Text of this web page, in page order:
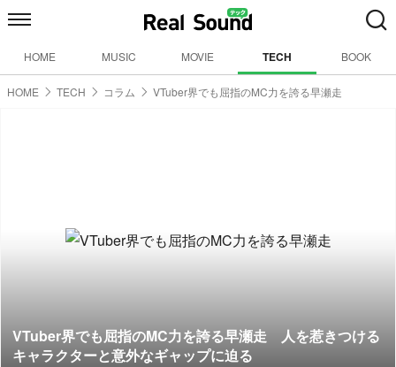
HOME MUSIC MOVIE TECH BOOK
HOME TECH コラム VTuber界でも屈指のMC力を誇る早瀬走
VTuber界でも屈指のMC力を誇る早瀬走 人を惹きつける
キャラクターと意外なギャップに迫る